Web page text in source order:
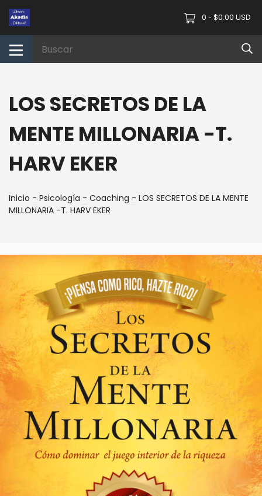
0 - $0.00 USD
LOS SECRETOS DE LA
MENTE MILLONARIA -T.
HARV EKER
Inicio - Psicología - Coaching - LOS SECRETOS DE LA MENTE
MILLONARIA -T. HARV EKER